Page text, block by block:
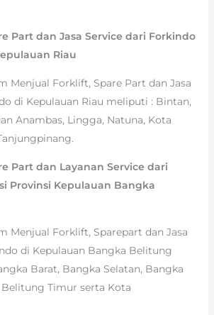
Part dan Jasa Service dari Forkindo
Riau
Menjual Forklift, Spare Part dan Jasa
di Kepulauan Riau meliputi : Bintan,
Anambas, Lingga, Natuna, Kota
Part dan Layanan Service dari
Provinsi Kepulauan Bangka
Menjual Forklift, Sparepart dan Jasa
di Kepulauan Bangka Belitung
Barat, Bangka Selatan, Bangka
Timur serta Kota